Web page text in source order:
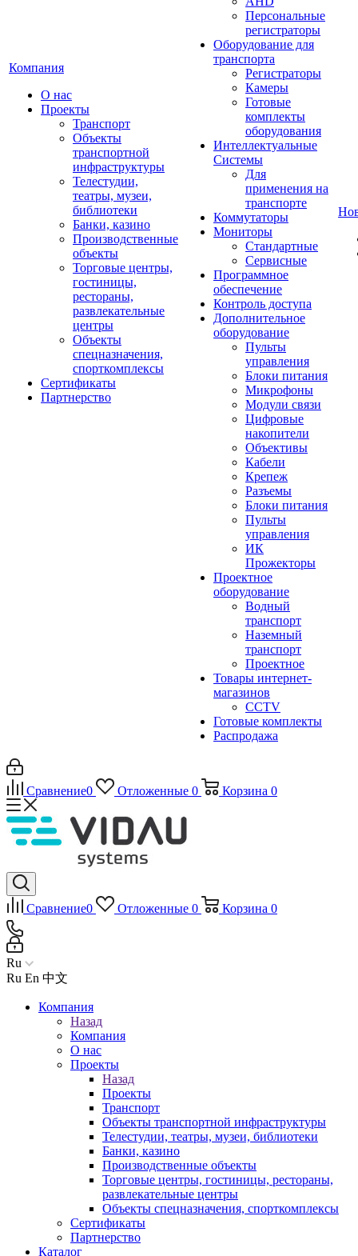
Компания
О нас
Проекты
Транспорт
Объекты
транспортной
инфраструктуры
Телестудии,
театры, музеи,
библиотеки
Банки, казино
Производственные
объекты
Торговые центры,
гостиницы,
рестораны,
развлекательные
центры
Объекты
спецназначения,
спорткомплексы
Сертификаты
Партнерство
Персональные
регистраторы
Оборудование для
транспорта
Регистраторы
Камеры
Готовые
комплекты
оборудования
Интеллектуальные
Системы
Для
применения на
транспорте
Коммутаторы
Мониторы
Стандартные
Сервисные
Программное
обеспечение
Контроль доступа
Дополнительное
оборудование
Пульты
управления
Блоки питания
Микрофоны
Модули связи
Цифровые
накопители
Объективы
Кабели
Крепеж
Разъемы
Блоки питания
Пульты
управления
ИК
Прожекторы
Проектное
оборудование
Водный
транспорт
Наземный
транспорт
Проектное
Товары интернет-
магазинов
CCTV
Готовые комплекты
Распродажа
Сравнение0 Отложенные 0 Корзина 0
Сравнение0 Отложенные 0 Корзина 0
Ru
Ru En 中文
Компания
Назад
Компания
О нас
Проекты
Назад
Проекты
Транспорт
Объекты транспортной инфраструктуры
Телестудии, театры, музеи, библиотеки
Банки, казино
Производственные объекты
Торговые центры, гостиницы, рестораны,
развлекательные центры
Объекты спецназначения, спорткомплексы
Сертификаты
Партнерство
Каталог